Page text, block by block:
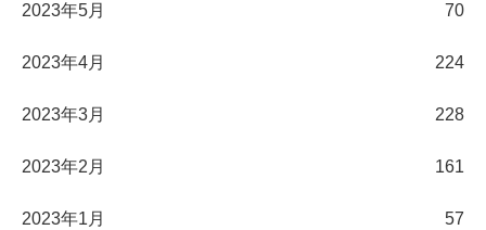
2023年5月 70
2023年4月 224
2023年3月 228
2023年2月 161
2023年1月 57